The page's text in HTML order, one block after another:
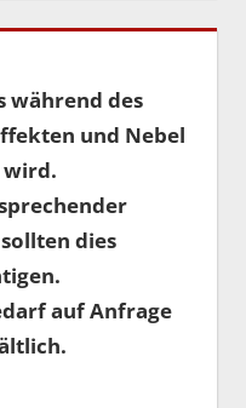
während des
und Nebel
dies
auf Anfrage